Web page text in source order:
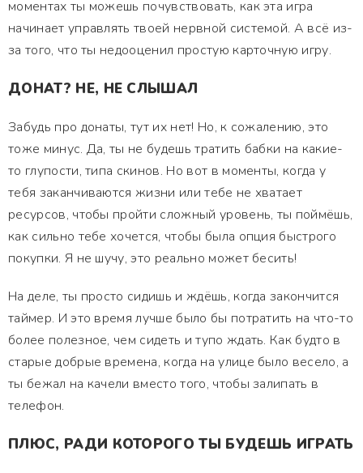
моментах ты можешь почувствовать, как эта игра
начинает управлять твоей нервной системой. А всё из-
за того, что ты недооценил простую карточную игру.
ДОНАТ? НЕ, НЕ СЛЫШАЛ
Забудь про донаты, тут их нет! Но, к сожалению, это
тоже минус. Да, ты не будешь тратить бабки на какие-
то глупости, типа скинов. Но вот в моменты, когда у
тебя заканчиваются жизни или тебе не хватает
ресурсов, чтобы пройти сложный уровень, ты поймёшь,
как сильно тебе хочется, чтобы была опция быстрого
покупки. Я не шучу, это реально может бесить!
На деле, ты просто сидишь и ждёшь, когда закончится
таймер. И это время лучше было бы потратить на что-то
более полезное, чем сидеть и тупо ждать. Как будто в
старые добрые времена, когда на улице было весело, а
ты бежал на качели вместо того, чтобы залипать в
телефон.
ПЛЮС, РАДИ КОТОРОГО ТЫ БУДЕШЬ ИГРАТЬ